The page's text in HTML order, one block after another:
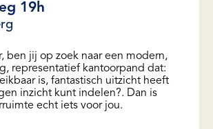
19h
ben jij op zoek naar een modern,
representatief kantoorpand dat:
is, fantastisch uitzicht heeft
inzicht kunt indelen?. Dan is
echt iets voor jou.